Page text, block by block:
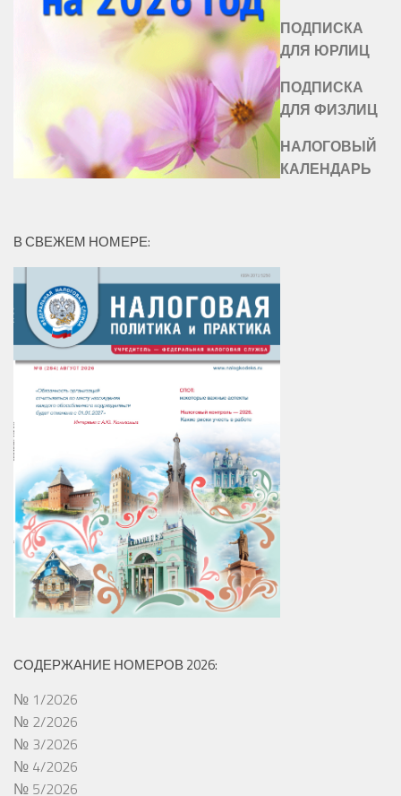
ПОДПИСКА
ДЛЯ ЮРЛИЦ
ПОДПИСКА
ДЛЯ ФИЗЛИЦ
НАЛОГОВЫЙ
КАЛЕНДАРЬ
В СВЕЖЕМ НОМЕРЕ:
СОДЕРЖАНИЕ НОМЕРОВ 2026:
№ 1/2026
№ 2/2026
№ 3/2026
№ 4/2026
№ 5/2026